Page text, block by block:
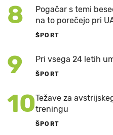
8
Pogačar s temi
na to porečejo pri
ŠPORT
9 Pri vsega 24 letih
ŠPORT
10Težave za
treningu
ŠPORT